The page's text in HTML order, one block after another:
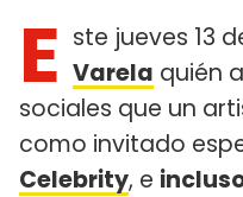
E ste jueves 13
Varela quién
sociales que un
como invitado
Celebrity, e